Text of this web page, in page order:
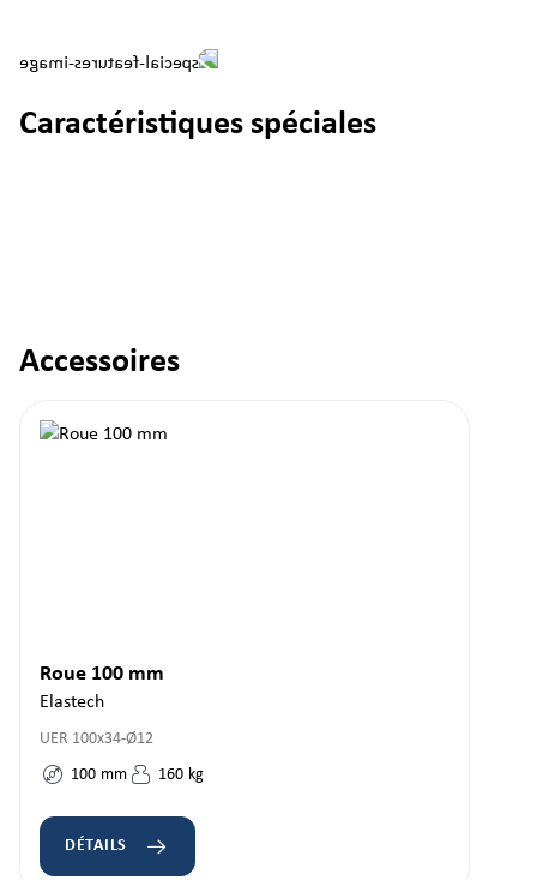
Caractéristiques spéciales
Ignorer la galerie de produits
Accessoires
Roue 100 mm
Elastech
UER 100x34-Ø12
100 mm 160 kg
DÉTAILS